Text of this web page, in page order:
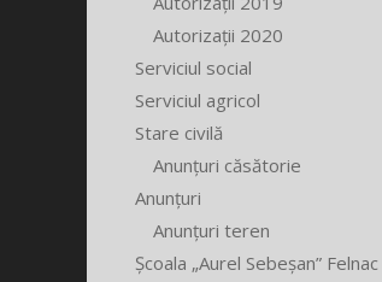
Autorizații 2020
Serviciul social
Serviciul agricol
Stare civilă
Anunțuri căsătorie
Anunțuri
Anunțuri teren
Școala „Aurel Sebeșan” Felnac